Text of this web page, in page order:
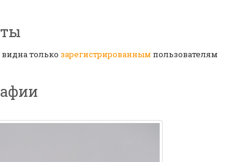
только зарегистрированным пользователям